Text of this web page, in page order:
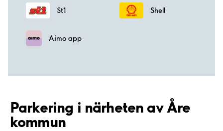
St1 Shell
Aimo app
Parkering i närheten av Åre
kommun